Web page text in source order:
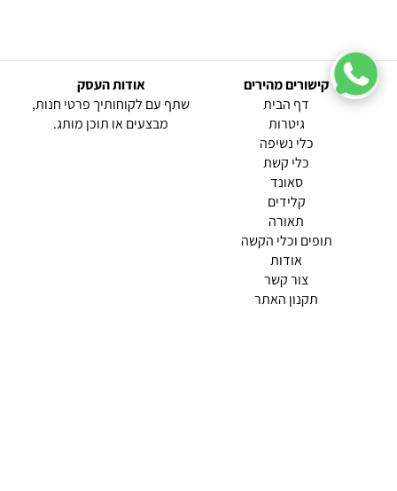
קישורים מהירים
דף הבית
גיטרות
כלי נשיפה
כלי קשת
סאונד
קלידים
תאורה
תופים וכלי הקשה
אודות
צור קשר
(current)
תקנון האתר
אודות העסק
שתף עם לקוחותיך פרטי חנות,
מבצעים או תוכן מותג.